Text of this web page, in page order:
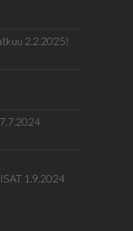
2.2.2025!
1.9.2024